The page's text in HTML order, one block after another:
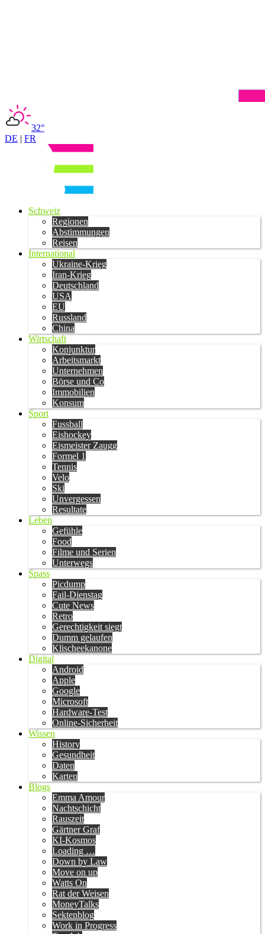
32°
DE | FR
Schweiz
Regionen
Abstimmungen
Reisen
International
Ukraine-Krieg
Iran-Krieg
Deutschland
USA
EU
Russland
China
Wirtschaft
Konjunktur
Arbeitsmarkt
Unternehmen
Börse und Co
Immobilien
Konsum
Sport
Fussball
Eishockey
Eismeister Zaugg
Formel 1
Tennis
Velo
Ski
Unvergessen
Resultate
Leben
Gefühle
Food
Filme und Serien
Unterwegs
Spass
Picdump
Fail-Dienstag
Cute News
Retro
Gerechtigkeit siegt
Dumm gelaufen
Klischeekanone
Digital
Android
Apple
Google
Microsoft
Hardware-Test
Online-Sicherheit
Wissen
History
Gesundheit
Daten
Karten
Blogs
Emma Amour
Nachtschicht
Rauszeit
Gärtner Graf
KI-Kosmos
Loading …
Down by Law
Move on up
Watts On
Rat der Weisen
MoneyTalks
Sektenblog
Work in Progress